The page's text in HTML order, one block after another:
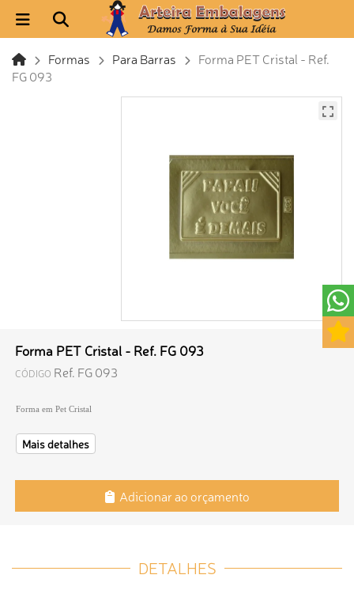
Formas Para Barras
Forma PET Cristal - Ref.
FG 093
Forma PET Cristal - Ref. FG 093
CÓDIGO Ref. FG 093
Forma em Pet Cristal
Mais detalhes
Adicionar ao orçamento
DETALHES